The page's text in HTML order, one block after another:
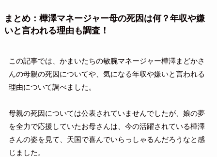
まとめ：樺澤マネージャー母の死因は何？年収や嫌
いと言われる理由も調査！
この記事では、かまいたちの敏腕マネージャー樺澤まどかさ
んの母親の死因についてや、気になる年収や嫌いと言われる
理由について調べました。
母親の死因については公表されていませんでしたが、娘の夢
を全力で応援していたお母さんは、今の活躍されている樺澤
さんの姿を見て、天国で喜んでいらっしゃるんだろうなと感
じました。